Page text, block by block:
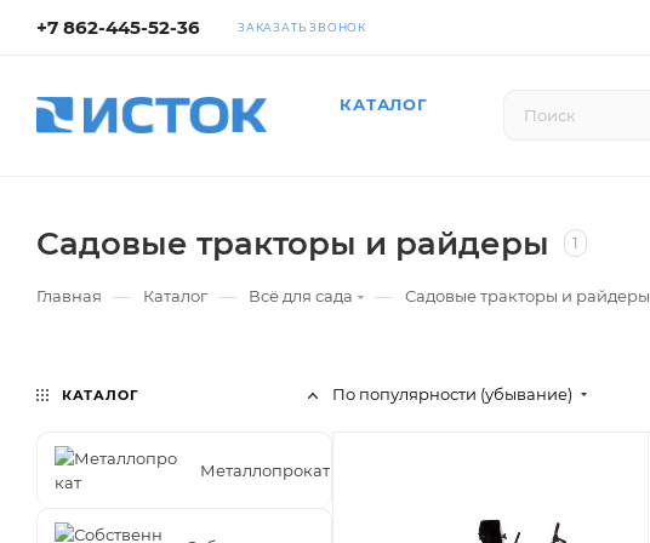
+7 862-445-52-36 ЗАКАЗАТЬ ЗВОНОК
КАТАЛОГ
Садовые тракторы и райдеры 1
Главная — Каталог — Всё для сада — Садовые тракторы и райдеры
По популярности (убывание)
КАТАЛОГ
Металлопрокат